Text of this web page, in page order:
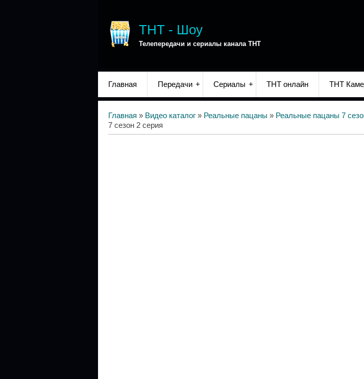
ТНТ - Шоу
Телепередачи и сериалы канала ТНТ
Главная Передачи Сериалы ТНТ онлайн ТНТ
Главная » Видео каталог » Реальные пацаны » Реальные пацаны 7
7 сезон 2 серия